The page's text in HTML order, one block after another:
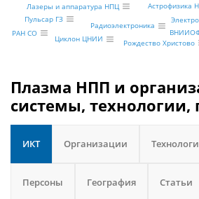
Лазеры и аппаратура НПЦ Астрофизика
Пульсар ГЗ
Радиоэлектроника
РАН СО
Циклон ЦНИИ
Рождество Христово
Плазма НПП и
системы, технологии,
ИКТ Организации
Персоны География Статьи